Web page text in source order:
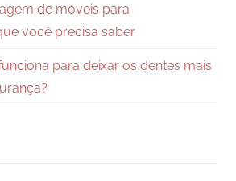
de móveis para
você precisa saber
para deixar os dentes mais